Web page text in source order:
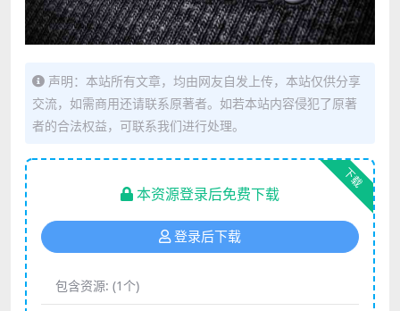
声明：本站所有文章，均由网友自发上传，本站仅供分享
交流，如需商用还请联系原著者。如若本站内容侵犯了原著
者的合法权益，可联系我们进行处理。
下载
本资源登录后免费下载
登录后下载
包含资源: (1个)